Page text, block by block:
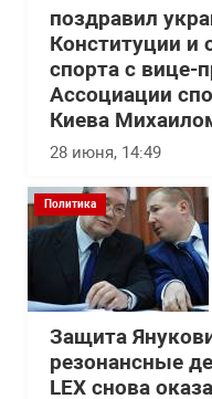
поздравил
Конституции и
спорта с вице-
Ассоциации
Киева
28 июня, 14:49
Политика
Защита
резонансные
LEX снова